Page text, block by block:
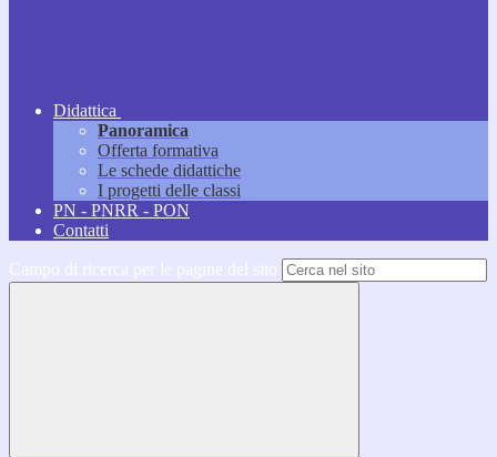
Didattica
Panoramica
Offerta formativa
Le schede didattiche
I progetti delle classi
PN - PNRR - PON
Contatti